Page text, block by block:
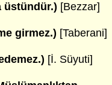
üstündür.) [Bezzar]
girmez.) [Taberani]
[İ. Süyuti]